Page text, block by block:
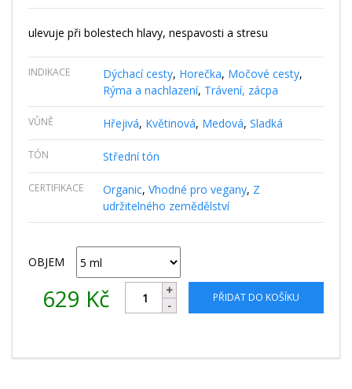
ulevuje při bolestech hlavy, nespavosti a stresu
INDIKACE Dýchací cesty, Horečka, Močové cesty,
Rýma a nachlazení, Trávení, zácpa
VŮNĚ Hřejivá, Květinová, Medová, Sladká
TÓN Střední tón
CERTIFIKACE Organic, Vhodné pro vegany, Z
udržitelného zemědělství
OBJEM
629 Kč PŘIDAT DO KOŠÍKU